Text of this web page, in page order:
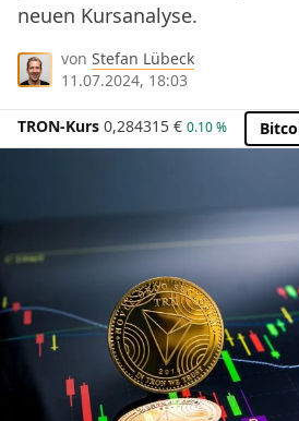
neuen Kursanalyse.
von Stefan Lübeck
11.07.2024, 18:03
TRON-Kurs 0,284315 € 0.10 %